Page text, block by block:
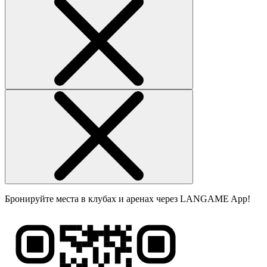
Бронируйте места в клубах и аренах через LANGAME App!